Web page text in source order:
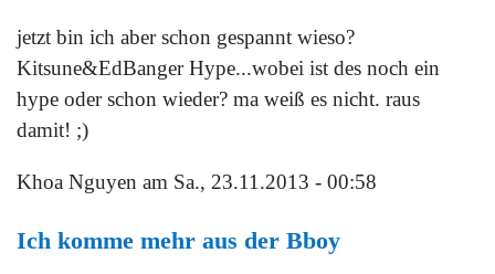
jetzt bin ich aber schon gespannt wieso?
Kitsune&EdBanger Hype...wobei ist des noch ein
hype oder schon wieder? ma weiß es nicht. raus
damit! ;)
Khoa Nguyen am Sa., 23.11.2013 - 00:58
Ich komme mehr aus der Bboy